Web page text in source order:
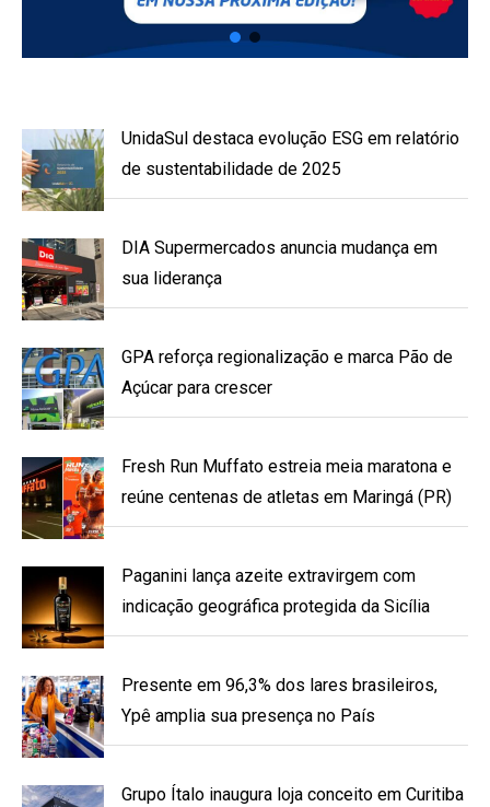
UnidaSul destaca evolução ESG em relatório
de sustentabilidade de 2025
DIA Supermercados anuncia mudança em
sua liderança
GPA reforça regionalização e marca Pão de
Açúcar para crescer
Fresh Run Muffato estreia meia maratona e
reúne centenas de atletas em Maringá (PR)
Paganini lança azeite extravirgem com
indicação geográfica protegida da Sicília
Presente em 96,3% dos lares brasileiros,
Ypê amplia sua presença no País
Grupo Ítalo inaugura loja conceito em Curitiba